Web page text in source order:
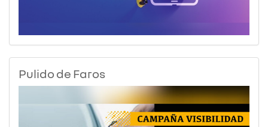
Pulido de Faros